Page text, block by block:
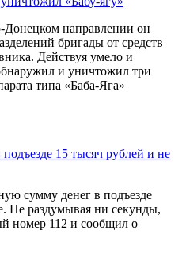
направлении он
бригады от средств
Действуя умело и
и уничтожил три
типа «Баба-Яга»
15 тысяч рублей и не
сумму денег в подъезде
Не раздумывая ни секунды,
номер 112 и сообщил о